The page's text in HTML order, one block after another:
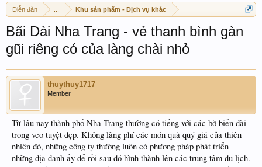
Diễn đàn Khu sản phẩm - Dịch vụ khác
Bãi Dài Nha Trang - vẻ thanh bình gàn
gũi riêng có của làng chài nhỏ
thuythuy1717
Member
Từ lâu nay thành phố Nha Trang thường có tiếng với các bờ biển dài
trong veo tuyệt đẹp. Không lãng phí các món quà quý giá của thiên
nhiên đó, những công ty thường luôn có phương pháp phát triển
những địa danh ấy để rồi sau đó hình thành lên các trung tâm du lịch.